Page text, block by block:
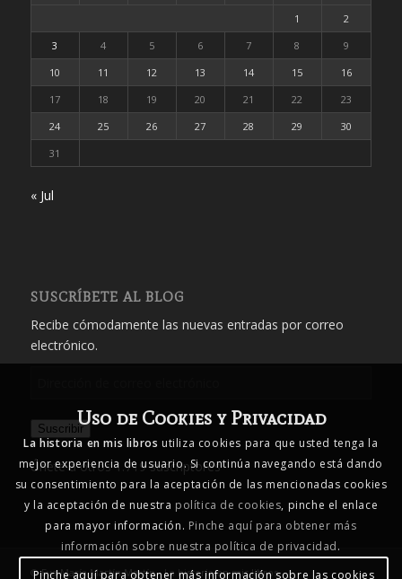
1
2
3
4 5 6 7 8
9
10
11 12 13 14 15
16
17
18 19 20 21 22
23
24
25 26 27 28 29
30
31
« Jul
SUSCRÍBETE AL BLOG
Recibe cómodamente las nuevas entradas por correo
electrónico.
correo
electrónico
Suscribir
Únete a otros 1.719 suscriptores
© Eva María Martín Martín - La historia en mis libros
Uso de Cookies y Privacidad
La historia en mis libros utiliza cookies para que usted tenga la
mejor experiencia de usuario. Si continúa navegando está dando
su consentimiento para la aceptación de las mencionadas cookies
y la aceptación de nuestra política de cookies, pinche el enlace
para mayor información. Pinche aquí para obtener más
información sobre nuestra política de privacidad.
Pinche aquí para obtener más información sobre las cookies